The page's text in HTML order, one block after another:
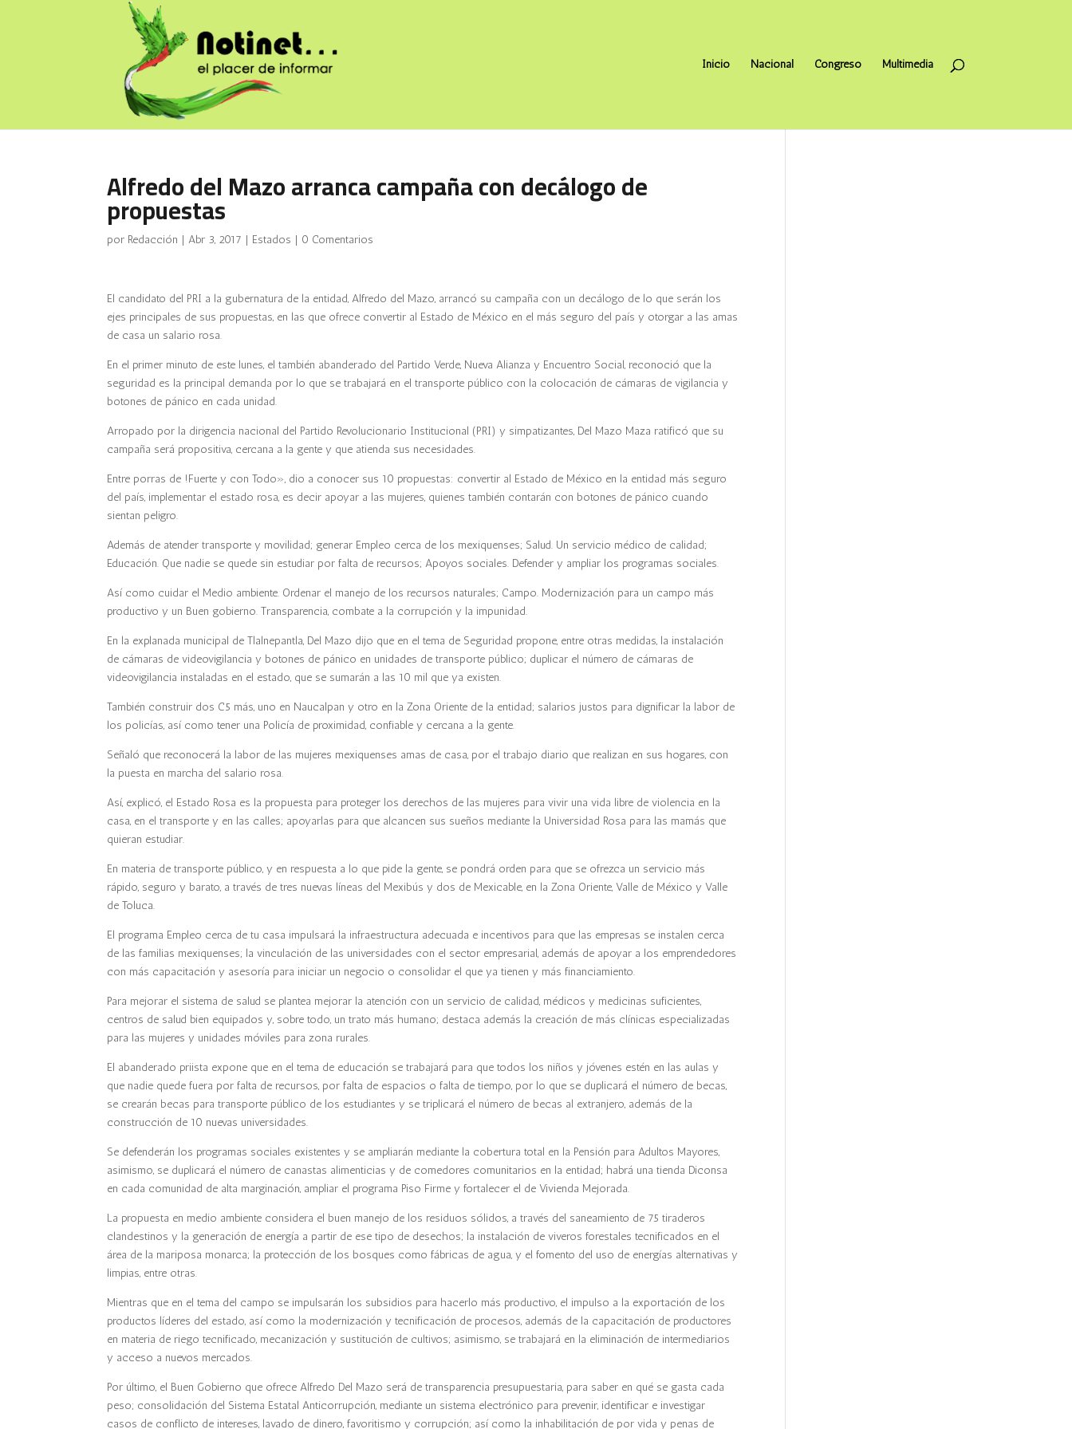
Inicio Nacional Congreso Multimedia
Alfredo del Mazo arranca campaña con decálogo de
propuestas
por Redacción |Abr 3, 2017 | Estados | 0 Comentarios
El candidato del PRI a la gubernatura de la entidad, Alfredo del Mazo, arrancó su campaña con un decálogo de lo que serán los
ejes principales de sus propuestas, en las que ofrece convertir al Estado de México en el más seguro del país y otorgar a las amas
de casa un salario rosa.
En el primer minuto de este lunes, el también abanderado del Partido Verde, Nueva Alianza y Encuentro Social, reconoció que la
seguridad es la principal demanda por lo que se trabajará en el transporte público con la colocación de cámaras de vigilancia y
botones de pánico en cada unidad.
Arropado por la dirigencia nacional del Partido Revolucionario Institucional (PRI) y simpatizantes, Del Mazo Maza ratificó que su
campaña será propositiva, cercana a la gente y que atienda sus necesidades.
Entre porras de !Fuerte y con Todo», dio a conocer sus 10 propuestas: convertir al Estado de México en la entidad más seguro
del país, implementar el estado rosa, es decir apoyar a las mujeres, quienes también contarán con botones de pánico cuando
sientan peligro.
Además de atender transporte y movilidad; generar Empleo cerca de los mexiquenses; Salud. Un servicio médico de calidad;
Educación. Que nadie se quede sin estudiar por falta de recursos; Apoyos sociales. Defender y ampliar los programas sociales.
Así como cuidar el Medio ambiente. Ordenar el manejo de los recursos naturales; Campo. Modernización para un campo más
productivo y un Buen gobierno. Transparencia, combate a la corrupción y la impunidad.
En la explanada municipal de Tlalnepantla, Del Mazo dijo que en el tema de Seguridad propone, entre otras medidas, la instalación
de cámaras de videovigilancia y botones de pánico en unidades de transporte público; duplicar el número de cámaras de
videovigilancia instaladas en el estado, que se sumarán a las 10 mil que ya existen.
También construir dos C5 más, uno en Naucalpan y otro en la Zona Oriente de la entidad; salarios justos para dignificar la labor de
los policías, así como tener una Policía de proximidad, confiable y cercana a la gente.
Señaló que reconocerá la labor de las mujeres mexiquenses amas de casa, por el trabajo diario que realizan en sus hogares, con
la puesta en marcha del salario rosa.
Así, explicó, el Estado Rosa es la propuesta para proteger los derechos de las mujeres para vivir una vida libre de violencia en la
casa, en el transporte y en las calles; apoyarlas para que alcancen sus sueños mediante la Universidad Rosa para las mamás que
quieran estudiar.
En materia de transporte público, y en respuesta a lo que pide la gente, se pondrá orden para que se ofrezca un servicio más
rápido, seguro y barato, a través de tres nuevas líneas del Mexibús y dos de Mexicable, en la Zona Oriente, Valle de México y Valle
de Toluca.
El programa Empleo cerca de tu casa impulsará la infraestructura adecuada e incentivos para que las empresas se instalen cerca
de las familias mexiquenses; la vinculación de las universidades con el sector empresarial, además de apoyar a los emprendedores
con más capacitación y asesoría para iniciar un negocio o consolidar el que ya tienen y más financiamiento.
Para mejorar el sistema de salud se plantea mejorar la atención con un servicio de calidad, médicos y medicinas suficientes,
centros de salud bien equipados y, sobre todo, un trato más humano; destaca además la creación de más clínicas especializadas
para las mujeres y unidades móviles para zona rurales.
El abanderado priista expone que en el tema de educación se trabajará para que todos los niños y jóvenes estén en las aulas y
que nadie quede fuera por falta de recursos, por falta de espacios o falta de tiempo, por lo que se duplicará el número de becas,
se crearán becas para transporte público de los estudiantes y se triplicará el número de becas al extranjero, además de la
construcción de 10 nuevas universidades.
Se defenderán los programas sociales existentes y se ampliarán mediante la cobertura total en la Pensión para Adultos Mayores,
asimismo, se duplicará el número de canastas alimenticias y de comedores comunitarios en la entidad; habrá una tienda Diconsa
en cada comunidad de alta marginación, ampliar el programa Piso Firme y fortalecer el de Vivienda Mejorada.
La propuesta en medio ambiente considera el buen manejo de los residuos sólidos, a través del saneamiento de 75 tiraderos
clandestinos y la generación de energía a partir de ese tipo de desechos; la instalación de viveros forestales tecnificados en el
área de la mariposa monarca; la protección de los bosques como fábricas de agua, y el fomento del uso de energías alternativas y
limpias, entre otras.
Mientras que en el tema del campo se impulsarán los subsidios para hacerlo más productivo, el impulso a la exportación de los
productos líderes del estado, así como la modernización y tecnificación de procesos, además de la capacitación de productores
en materia de riego tecnificado, mecanización y sustitución de cultivos; asimismo, se trabajará en la eliminación de intermediarios
y acceso a nuevos mercados.
Por último, el Buen Gobierno que ofrece Alfredo Del Mazo será de transparencia presupuestaria, para saber en qué se gasta cada
peso; consolidación del Sistema Estatal Anticorrupción, mediante un sistema electrónico para prevenir, identificar e investigar
casos de conflicto de intereses, lavado de dinero, favoritismo y corrupción; así como la inhabilitación de por vida y penas de